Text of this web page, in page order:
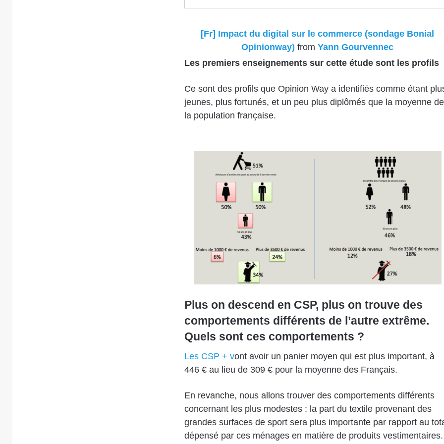
[Fr] Impact du digital sur le commerce (sondage Bonial
Opinionway) fromYann Gourvennec
Les premiers enseignements sur cette étude sont les profils
Ce sont des profils que Opinion Way a identifiés comme étant
jeunes, plus fortunés, et un peu plus diplômés que la moyenne de
la population française.
Plus on descend en CSP, plus on trouve des
comportements différents de l’autre extrême.
Quels sont ces comportements ?
Les CSP + vont avoir un panier moyen qui est plus important, à
446 € au lieu de 309 € pour la moyenne des Français.
En revanche, nous allons trouver des comportements différents
concernant les plus modestes : la part du textile provenant des
grandes surfaces de sport sera plus importante par rapport au
dépensé par ces ménages en matière de produits vestimentaires.